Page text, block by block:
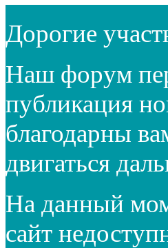
Дорогие
Наш форум
публикация
благодарны
двигаться
На данный
сайт